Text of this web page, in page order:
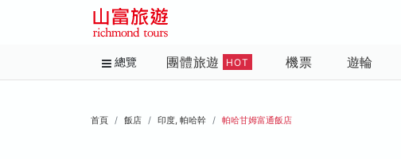
總覽 團體旅遊 HOT 機票 遊輪
首頁 飯店 印度, 帕哈幹 帕哈甘姆富通飯店